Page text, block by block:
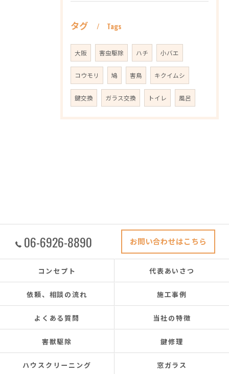
タグ Tags
大阪 害虫駆除 ハチ 小バエ
コウモリ 鳩 害鳥 キクイムシ
鍵交換 ガラス交換 トイレ 風呂
06-6926-8890 お問い合わせはこちら
コンセプト 代表あいさつ
依頼、相談の流れ 施工事例
よくある質問 当社の特徴
害獣駆除 鍵修理
ハウスクリーニング 窓ガラス